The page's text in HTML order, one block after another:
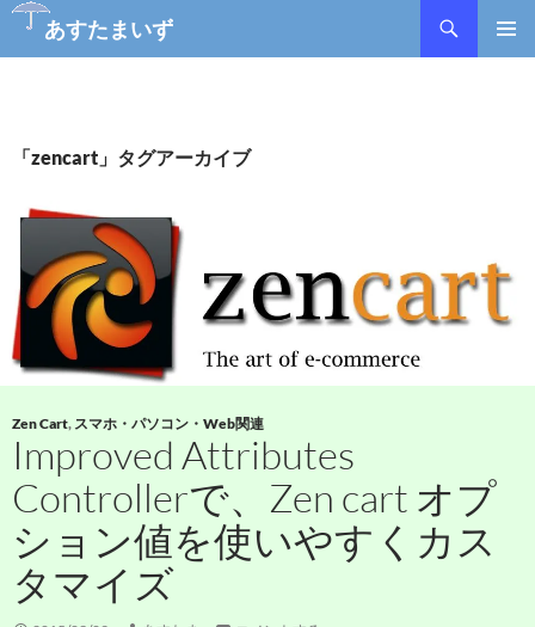
あすたまいず
検
ツ
キ
プ
「zencart」タグアーカイブ
Zen Cart, スマホ・パソコン・Web関連
Improved Attributes
Controllerで、Zen cart オプ
ション値を使いやすくカス
タマイズ